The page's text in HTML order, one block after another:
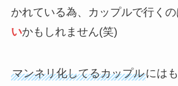
かれている為、カップルで行くの
いかもしれません(笑)
マンネリ化してるカップルには